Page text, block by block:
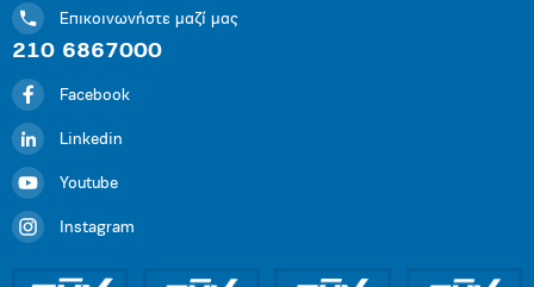
Επικοινωνήστε μαζί μας
210 6867000
Facebook
Linkedin
Youtube
Instagram